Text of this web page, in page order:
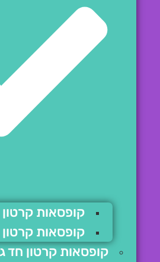
קופסאות קרטון
קופסאות קרטון
קופסאות קרטון חד גלי